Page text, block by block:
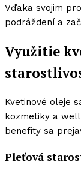
Vďaka svojim
podráždení a
Využitie
Kvetinové oleje
kozmetiky a
benefity sa
Pleťová